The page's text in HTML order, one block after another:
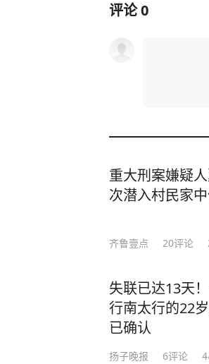
评论0
重大刑案嫌疑
次潜入村民家
齐鲁壹点 20评论
失联已达13天
行南太行的22
已确认
扬子晚报 6评论